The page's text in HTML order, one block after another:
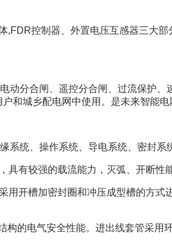
,FDR控制器、外置电压互感器三大
动分合闸、遥控分合闸、过流保护
和城乡配电网中使用。是未来智能电
系统、操作系统、导电系统、密封系
有较强的载流能力，灭弧、开断性
开槽加密封圈和冲压成型槽的方
构的电气安全性能。进出线套管采用